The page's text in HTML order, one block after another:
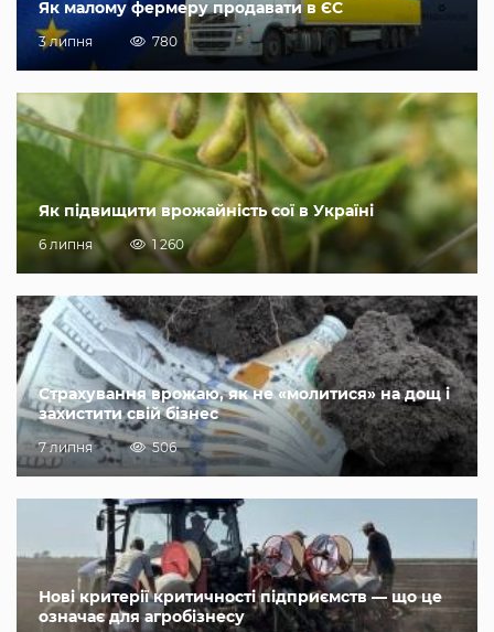
Як малому фермеру продавати в ЄС
3 липня 780
Як підвищити врожайність сої в Україні
6 липня 1 260
Страхування врожаю, як не «молитися» на дощ і
захистити свій бізнес
7 липня 506
Нові критерії критичності підприємств — що це
означає для агробізнесу